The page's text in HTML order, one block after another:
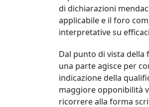
di dichiarazioni
applicabile e il foro
interpretative su
Dal punto di vista
una parte agisce per
indicazione della
maggiore opponibilità
ricorrere alla forma